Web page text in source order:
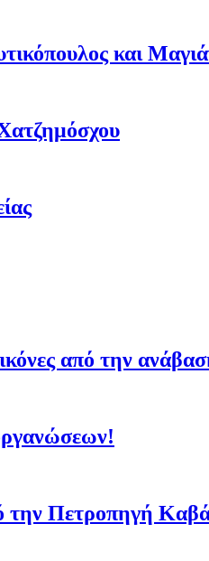
και
από την
την Πετροπηγή